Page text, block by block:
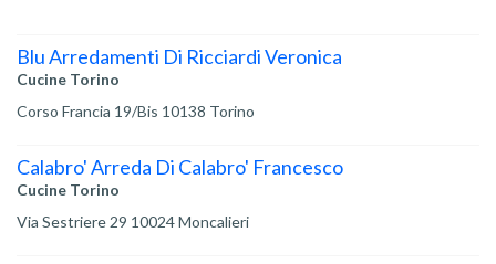
Blu Arredamenti Di Ricciardi Veronica
Cucine Torino
Corso Francia 19/Bis 10138 Torino
Calabro' Arreda Di Calabro' Francesco
Cucine Torino
Via Sestriere 29 10024 Moncalieri